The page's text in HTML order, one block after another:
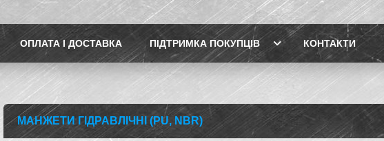
ОПЛАТА І ДОСТАВКА ПІДТРИМКА ПОКУПЦІВ КОНТАКТИ
МАНЖЕТИ ГІДРАВЛІЧНІ (PU, NBR)